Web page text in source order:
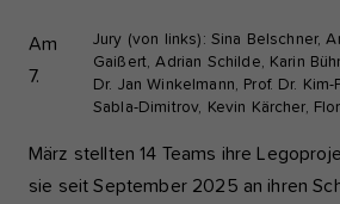
Jury (von links): Sina Belschner,
Gaißert, Adrian Schilde, Karin
Dr. Jan Winkelmann, Prof. Dr. Kim-
Sabla-Dimitrov, Kevin Kärcher,
Am
7.
März stellten 14 Teams ihre
sie seit September 2025 an ihren